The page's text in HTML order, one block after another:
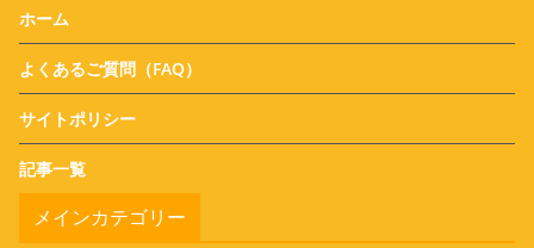
ホーム
よくあるご質問（FAQ）
サイトポリシー
記事一覧
メインカテゴリー